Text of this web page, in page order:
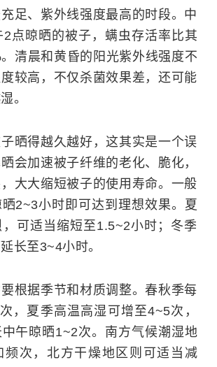
足、紫外线强度最高的时段。中
2点晾晒的被子，螨虫存活率比其
清晨和黄昏的阳光紫外线强度不
较高，不仅杀菌效果差，还可能
。
晒得越久越好，这其实是一个误
会加速被子纤维的老化、脆化，
大大缩短被子的使用寿命。一般
2~3小时即可达到理想效果。夏
可适当缩短至1.5~2小时；冬季
长至3~4小时。
根据季节和材质调整。春秋季每
，夏季高温高湿可增至4~5次，
午晾晒1~2次。南方气候潮湿地
频次，北方干燥地区则可适当减